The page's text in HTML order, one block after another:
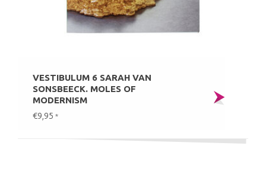
VESTIBULUM 6 SARAH VAN
SONSBEECK. MOLES OF
MODERNISM
€9,95 *